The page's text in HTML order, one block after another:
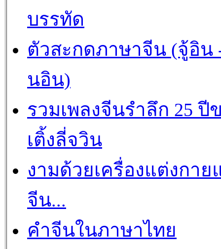
บรรทัด
ตัวสะกดภาษาจีน (จู้อิน
นอิน)
รวมเพลงจีนรำลึก 25 ปี
เติ้งลี่จวิน
งามด้วยเครื่องแต่งกาย
จีน...
คำจีนในภาษาไทย